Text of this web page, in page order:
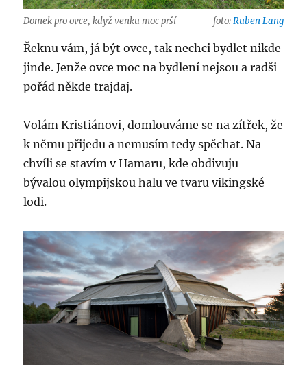
Domek pro ovce, když venku moc prší foto:Ruben Lang
Řeknu vám, já být ovce, tak nechci bydlet nikde
jinde. Jenže ovce moc na bydlení nejsou a radši
pořád někde trajdaj.
Volám Kristiánovi, domlouváme se na zítřek, že
k němu přijedu a nemusím tedy spěchat. Na
chvíli se stavím v Hamaru, kde obdivuju
bývalou olympijskou halu ve tvaru vikingské
lodi.